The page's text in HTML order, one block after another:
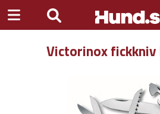
Victorinox fickkniv